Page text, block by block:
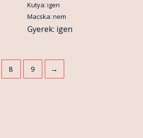
Kutya: igen
Macska: nem
Gyerek: igen
8 9 →